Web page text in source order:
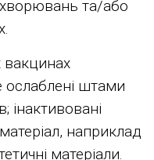
та/або
вакцинах
ослаблені штами
інактивовані
наприклад
матеріали.